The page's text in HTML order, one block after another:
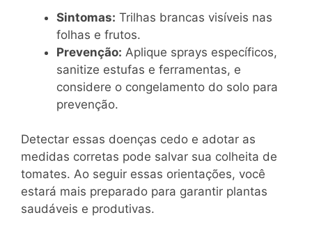
Sintomas: Trilhas brancas visíveis nas
folhas e frutos.
Prevenção: Aplique sprays específicos,
sanitize estufas e ferramentas, e
considere o congelamento do solo para
prevenção.
Detectar essas doenças cedo e adotar as
medidas corretas pode salvar sua colheita de
tomates. Ao seguir essas orientações, você
estará mais preparado para garantir plantas
saudáveis e produtivas.